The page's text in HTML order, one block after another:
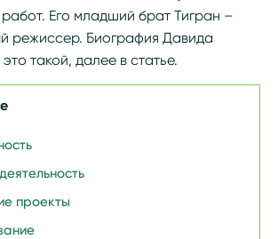
Его младший брат Тигран –
режиссер. Биография Давида
такой, далее в статье.
проекты